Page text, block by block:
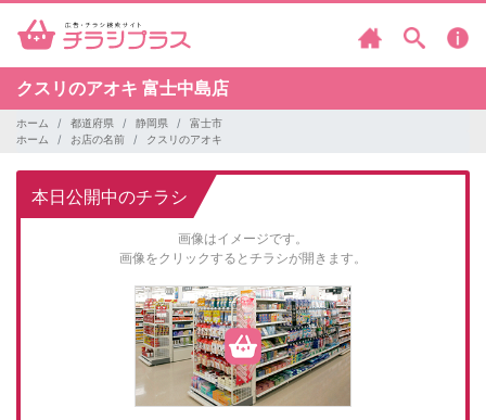
クスリのアオキ 富士中島店
ホーム 都道府県 静岡県
富士市
ホーム
お店の名前 クスリのアオキ
本日公開中のチラシ
画像はイメージです。
画像をクリックするとチラシが開きます。